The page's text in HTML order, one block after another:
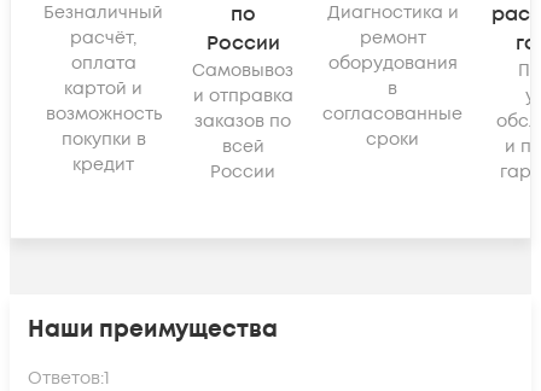
Безналичный
расчёт,
оплата
картой и
возможность
покупки в
кредит
по
России
Самовывоз
и отправка
заказов по
всей
России
Диагностика и
ремонт
оборудования
в
согласованные
сроки
и
Наши преимущества
Ответов:1